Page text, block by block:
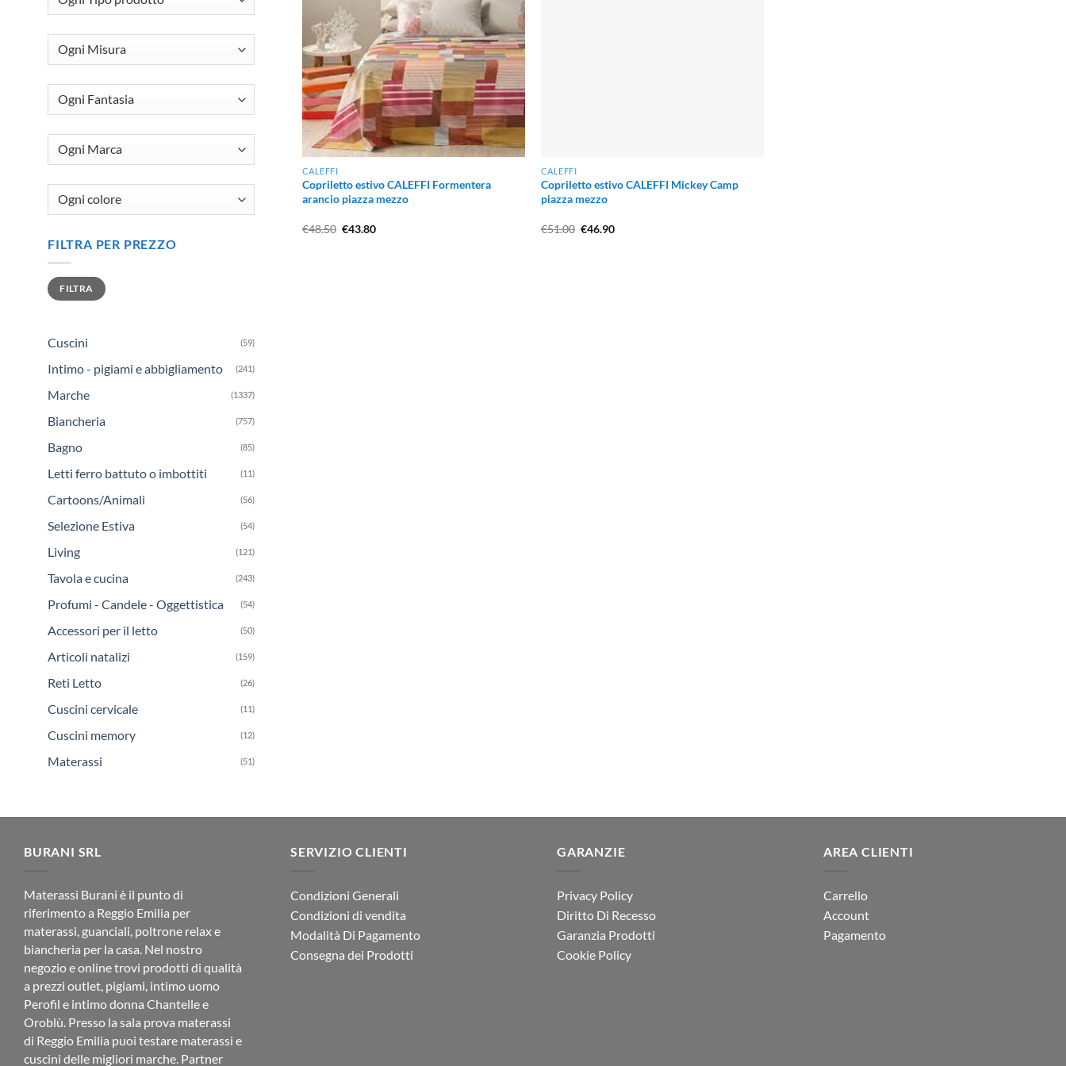
FILTRA PER PREZZO
Prezzo
Min
Prezzo
MaxFILTRA
Cuscini (59)
Intimo - pigiami e abbigliamento (241)
Marche (1337)
Biancheria (757)
Bagno (85)
Letti ferro battuto o imbottiti (11)
Cartoons/Animali (56)
Selezione Estiva (54)
Living (121)
Tavola e cucina (243)
Profumi - Candele - Oggettistica (54)
Accessori per il letto (50)
Articoli natalizi (159)
Reti Letto (26)
Cuscini cervicale (11)
Cuscini memory (12)
Materassi (51)
CALEFFI
Copriletto estivo CALEFFI Formentera
arancio piazza mezzo
€48.50 Il
€43.80Il
CALEFFI
Copriletto estivo CALEFFI Mickey Camp
piazza mezzo
€51.00 Il
€46.90Il
BURANI SRL
Materassi Burani è il punto di
riferimento a Reggio Emilia per
materassi, guanciali, poltrone relax e
biancheria per la casa. Nel nostro
negozio e online trovi prodotti di qualità
a prezzi outlet, pigiami, intimo uomo
Perofil e intimo donna Chantelle e
Oroblù. Presso la sala prova materassi
di Reggio Emilia puoi testare materassi e
cuscini delle migliori marche. Partner
SERVIZIO CLIENTI
Condizioni Generali
Condizioni di vendita
Modalità Di Pagamento
Consegna dei Prodotti
GARANZIE
Privacy Policy
Diritto Di Recesso
Garanzia Prodotti
Cookie Policy
AREA CLIENTI
Carrello
Account
Pagamento